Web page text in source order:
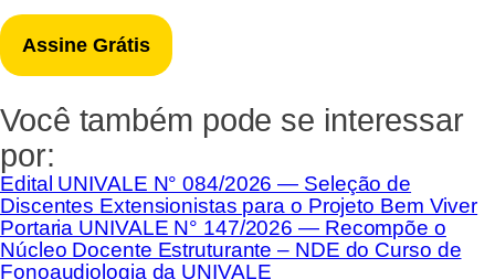
Você também pode se interessar
por:
Edital UNIVALE N° 084/2026 — Seleção de
Discentes Extensionistas para o Projeto Bem Viver
Portaria UNIVALE N° 147/2026 — Recompõe o
Núcleo Docente Estruturante – NDE do Curso de
Fonoaudiologia da UNIVALE